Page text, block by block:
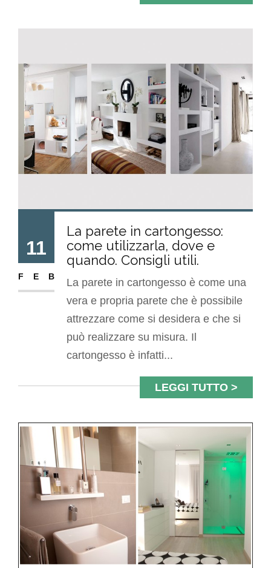
11
FEB
La parete in cartongesso:
come utilizzarla, dove e
quando. Consigli utili.
La parete in cartongesso è come una
vera e propria parete che è possibile
attrezzare come si desidera e che si
può realizzare su misura. Il
cartongesso è infatti...
LEGGI TUTTO >